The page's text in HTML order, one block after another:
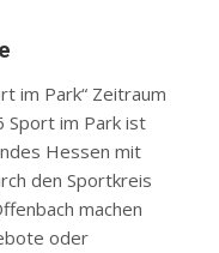
im Park“ Zeitraum
Sport im Park ist
Hessen mit
den Sportkreis
machen
oder